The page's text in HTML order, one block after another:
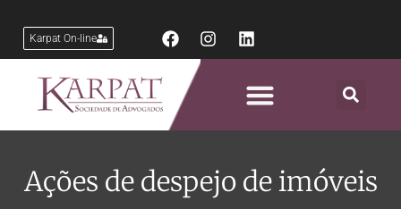
Karpat On-line
Ações de despejo de imóveis